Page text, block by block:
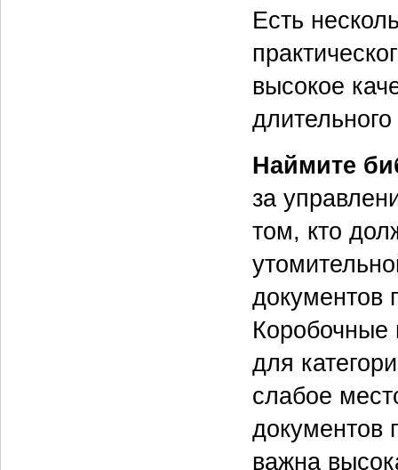
Есть
высокое
Наймите
за
том, кто
документов
Коробочные
для
слабое
документов
важна